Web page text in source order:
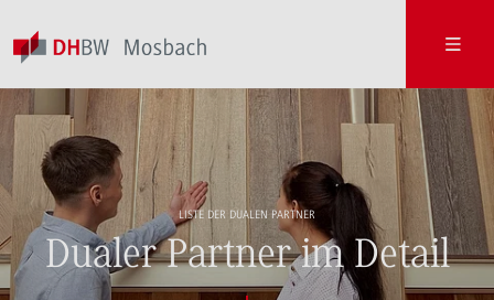
LISTE DER DUALEN PARTNER
Dualer Partner im Detail